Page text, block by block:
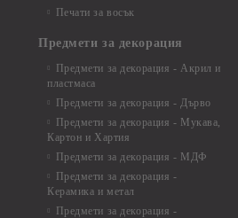
Печати за восък
Предмети за декорация
Предмети за декорация - Акрил и
пластмаса
Предмети за декорация - Дърво
Предмети за декорация - Мукава,
Картон и Хартия
Предмети за декорация - МДФ
Предмети за декорация -
Керамика и метал
Предмети за декорация -